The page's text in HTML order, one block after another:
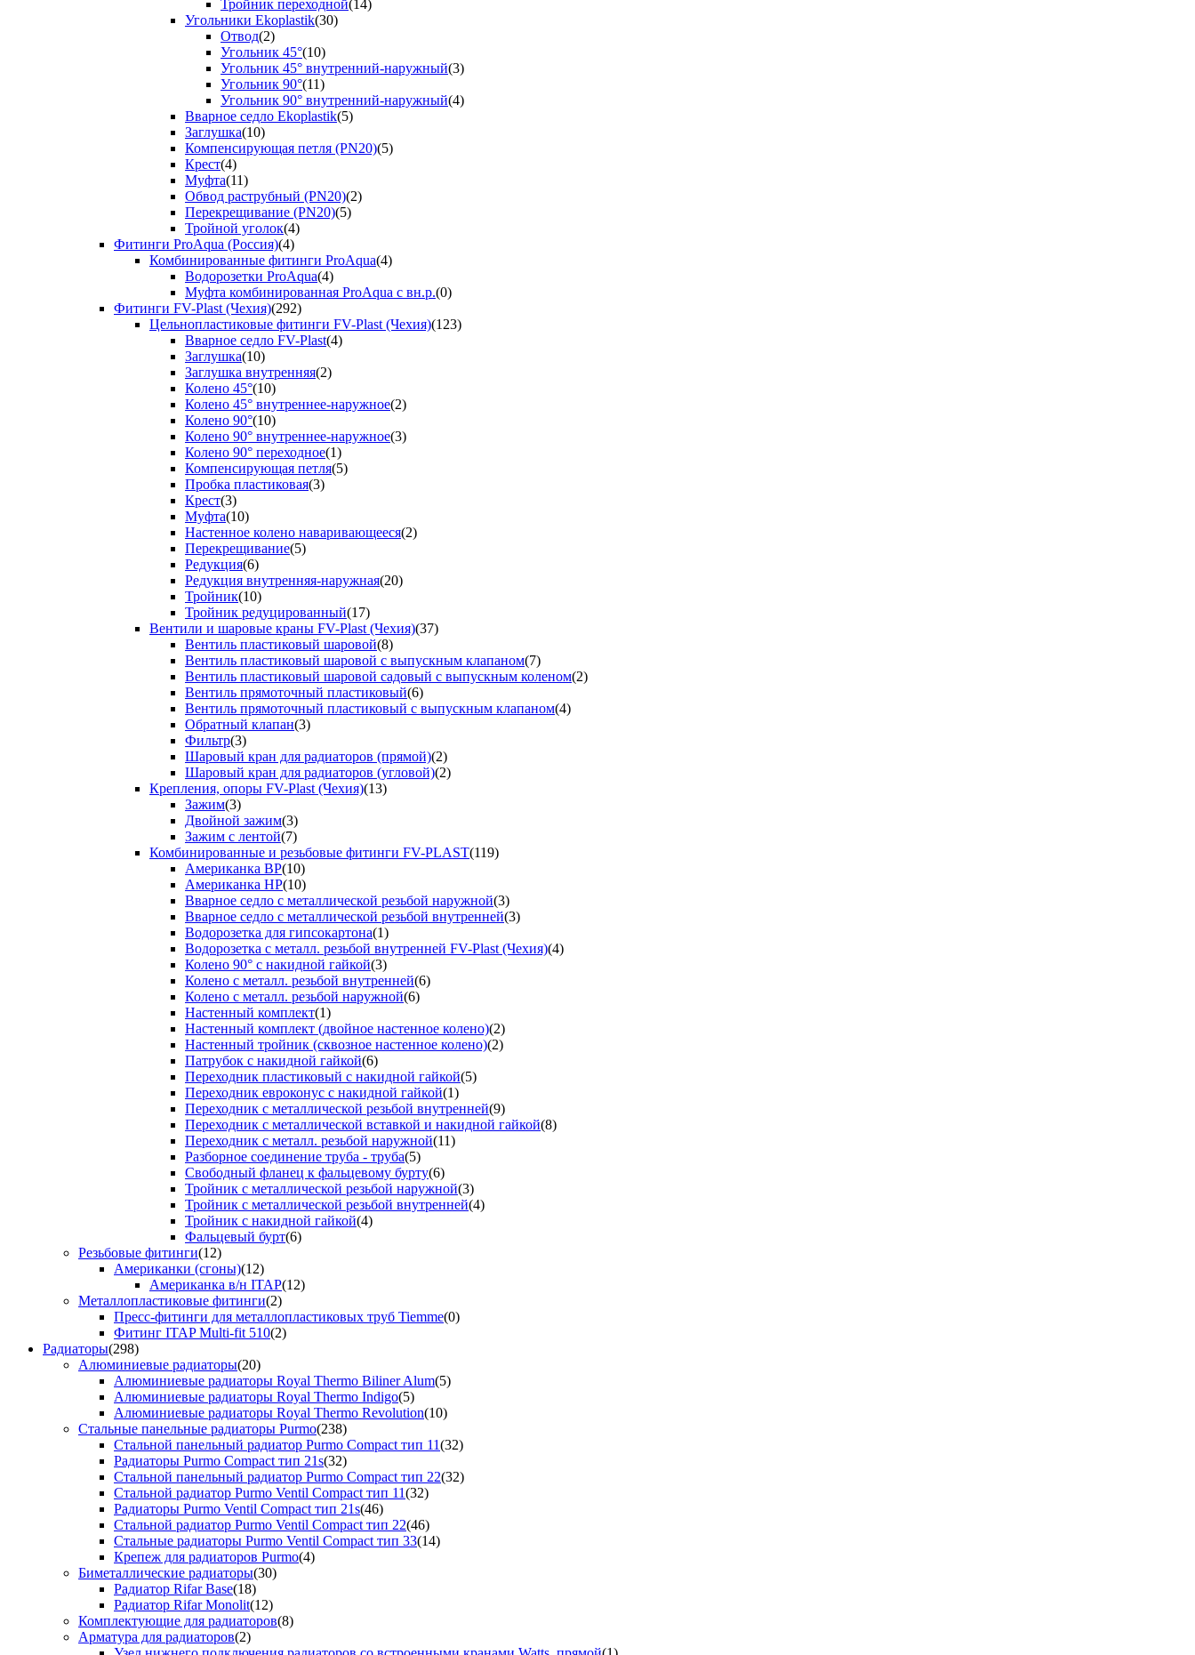
Тройник переходной(14)
Угольники Ekoplastik(30)
Отвод(2)
Угольник 45°(10)
Угольник 45° внутренний-наружный(3)
Угольник 90°(11)
Угольник 90° внутренний-наружный(4)
Вварное седло Ekoplastik(5)
Заглушка(10)
Компенсирующая петля (PN20)(5)
Крест(4)
Муфта(11)
Обвод раструбный (PN20)(2)
Перекрещивание (PN20)(5)
Тройной уголок(4)
Фитинги ProAqua (Россия)(4)
Комбинированные фитинги ProAqua(4)
Водорозетки ProAqua(4)
Муфта комбинированная ProAqua с вн.р.(0)
Фитинги FV-Plast (Чехия)(292)
Цельнопластиковые фитинги FV-Plast (Чехия)(123)
Вварное седло FV-Plast(4)
Заглушка(10)
Заглушка внутренняя(2)
Колено 45°(10)
Колено 45° внутреннее-наружное(2)
Колено 90°(10)
Колено 90° внутреннее-наружное(3)
Колено 90° переходное(1)
Компенсирующая петля(5)
Пробка пластиковая(3)
Крест(3)
Муфта(10)
Настенное колено наваривающееся(2)
Перекрещивание(5)
Редукция(6)
Редукция внутренняя-наружная(20)
Тройник(10)
Тройник редуцированный(17)
Вентили и шаровые краны FV-Plast (Чехия)(37)
Вентиль пластиковый шаровой(8)
Вентиль пластиковый шаровой с выпускным клапаном(7)
Вентиль пластиковый шаровой садовый с выпускным коленом(2)
Вентиль прямоточный пластиковый(6)
Вентиль прямоточный пластиковый с выпускным клапаном(4)
Обратный клапан(3)
Фильтр(3)
Шаровый кран для радиаторов (прямой)(2)
Шаровый кран для радиаторов (угловой)(2)
Крепления, опоры FV-Plast (Чехия)(13)
Зажим(3)
Двойной зажим(3)
Зажим с лентой(7)
Комбинированные и резьбовые фитинги FV-PLAST(119)
Американка ВР(10)
Американка НР(10)
Вварное седло с металлической резьбой наружной(3)
Вварное седло с металлической резьбой внутренней(3)
Водорозетка для гипсокартона(1)
Водорозетка с металл. резьбой внутренней FV-Plast (Чехия)(4)
Колено 90° с накидной гайкой(3)
Колено с металл. резьбой внутренней(6)
Колено с металл. резьбой наружной(6)
Настенный комплект(1)
Настенный комплект (двойное настенное колено)(2)
Настенный тройник (сквозное настенное колено)(2)
Патрубок с накидной гайкой(6)
Переходник пластиковый с накидной гайкой(5)
Переходник евроконус с накидной гайкой(1)
Переходник с металлической резьбой внутренней(9)
Переходник с металлической вставкой и накидной гайкой(8)
Переходник с металл. резьбой наружной(11)
Разборное соединение труба - труба(5)
Свободный фланец к фальцевому бурту(6)
Тройник с металлической резьбой наружной(3)
Тройник с металлической резьбой внутренней(4)
Тройник с накидной гайкой(4)
Фальцевый бурт(6)
Резьбовые фитинги(12)
Американки (сгоны)(12)
Американка в/н ITAP(12)
Металлопластиковые фитинги(2)
Пресс-фитинги для металлопластиковых труб Tiemme(0)
Фитинг ITAP Multi-fit 510(2)
Радиаторы(298)
Алюминиевые радиаторы(20)
Алюминиевые радиаторы Royal Thermo Biliner Alum(5)
Алюминиевые радиаторы Royal Thermo Indigo(5)
Алюминиевые радиаторы Royal Thermo Revolution(10)
Стальные панельные радиаторы Purmo(238)
Стальной панельный радиатор Purmo Compact тип 11(32)
Радиаторы Purmo Compact тип 21s(32)
Стальной панельный радиатор Purmo Compact тип 22(32)
Стальной радиатор Purmo Ventil Compact тип 11(32)
Радиаторы Purmo Ventil Compact тип 21s(46)
Стальной радиатор Purmo Ventil Compact тип 22(46)
Стальные радиаторы Purmo Ventil Compact тип 33(14)
Крепеж для радиаторов Purmo(4)
Биметаллические радиаторы(30)
Радиатор Rifar Base(18)
Радиатор Rifar Monolit(12)
Комплектующие для радиаторов(8)
Арматура для радиаторов(2)